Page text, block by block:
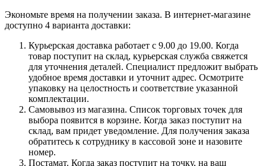
Экономьте время на получении заказа. В интернет-магазине
доступно 4 варианта доставки:
Курьерская доставка работает с 9.00 до 19.00. Когда
товар поступит на склад, курьерская служба свяжется
для уточнения деталей. Специалист предложит выбрать
удобное время доставки и уточнит адрес. Осмотрите
упаковку на целостность и соответствие указанной
комплектации.
Самовывоз из магазина. Список торговых точек для
выбора появится в корзине. Когда заказ поступит на
склад, вам придет уведомление. Для получения заказа
обратитесь к сотруднику в кассовой зоне и назовите
номер.
Постамат. Когда заказ поступит на точку, на ваш